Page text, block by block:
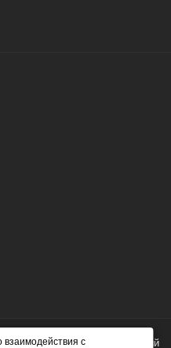
внимание на то, что данный
с